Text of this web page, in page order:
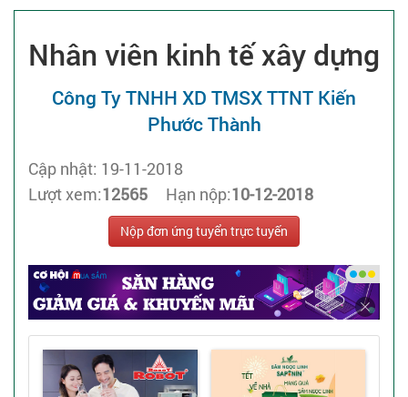
Nhân viên kinh tế xây dựng
Công Ty TNHH XD TMSX TTNT Kiến
Phước Thành
Cập nhật: 19-11-2018
Lượt xem:12565 Hạn nộp:10-12-2018
Nộp đơn ứng tuyển trực tuyến